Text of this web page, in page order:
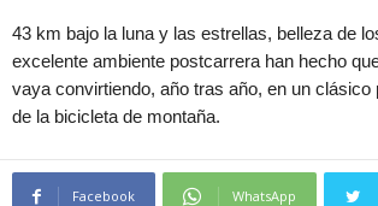
43 km bajo la luna y las estrellas, belleza de
excelente ambiente postcarrera han hecho
vaya convirtiendo, año tras año, en un clásico
de la bicicleta de montaña.
Facebook WhatsApp